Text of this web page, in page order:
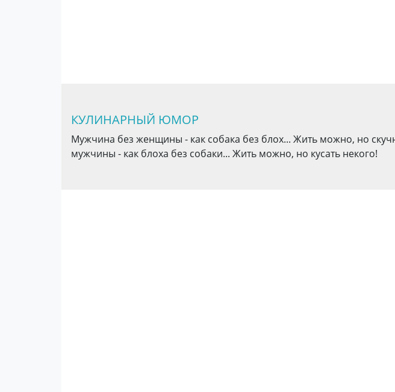
КУЛИНАРНЫЙ ЮМОР
Мужчина без женщины - как собака без блох... Жить можно, но
мужчины - как блоха без собаки... Жить можно, но кусать некого!